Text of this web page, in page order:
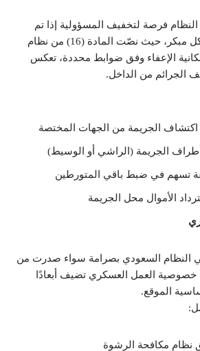
فرصة لتخفيف المسؤولية إذا تم
التعامل مع الجريمة بشكل مبكر، حيث نصّت المادة (16) من نظام
الإعفاء وفق ضوابط محددة، تعكس
من الداخل.
اكتشاف الجريمة من الجهات المختصة
أطراف الجريمة (الراشي أو الوسيط)
تسهم في ضبط باقي المتورطين
الأموال محل الجريمة
النظام السعودي بصرامة سواء صدرت من
خصوصية العمل العسكري تضيف أبعادًا
الموقع.
نظام مكافحة الرشوة